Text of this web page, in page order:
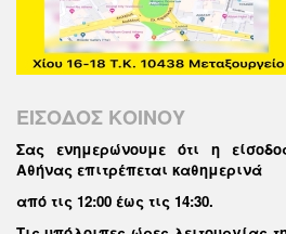
ΕΙΣΟΔΟΣ ΚΟΙΝΟΥ
Σας ενημερώνουμε ότι η
Αθήνας επιτρέπεται καθημερινά
από τις 12:00 έως τις 14:30.